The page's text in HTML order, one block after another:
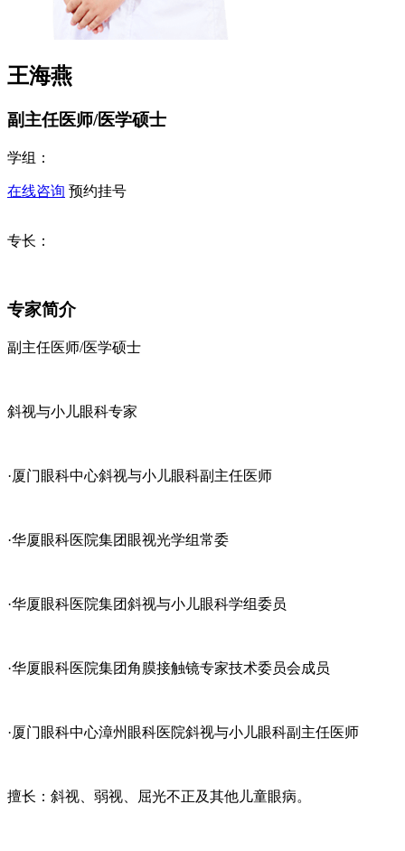
王海燕
副主任医师/医学硕士
学组：
在线咨询 预约挂号
专长：
专家简介
副主任医师/医学硕士
斜视与小儿眼科专家
·厦门眼科中心斜视与小儿眼科副主任医师
·华厦眼科医院集团眼视光学组常委
·华厦眼科医院集团斜视与小儿眼科学组委员
·华厦眼科医院集团角膜接触镜专家技术委员会成员
·厦门眼科中心漳州眼科医院斜视与小儿眼科副主任医师
擅长：斜视、弱视、屈光不正及其他儿童眼病。